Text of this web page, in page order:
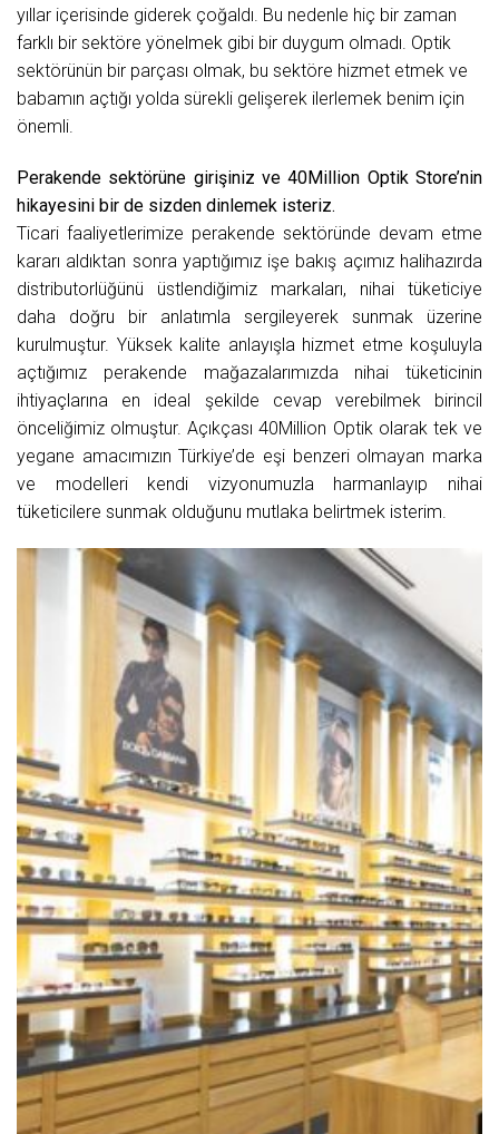
yıllar içerisinde giderek çoğaldı. Bu nedenle hiç bir zaman
farklı bir sektöre yönelmek gibi bir duygum olmadı. Optik
sektörünün bir parçası olmak, bu sektöre hizmet etmek ve
babamın açtığı yolda sürekli gelişerek ilerlemek benim için
önemli.
Perakende sektörüne girişiniz ve 40Million Optik Store’nin
hikayesini bir de sizden dinlemek isteriz.
Ticari faaliyetlerimize perakende sektöründe devam etme
kararı aldıktan sonra yaptığımız işe bakış açımız halihazırda
distributorlüğünü üstlendiğimiz markaları, nihai tüketiciye
daha doğru bir anlatımla sergileyerek sunmak üzerine
kurulmuştur. Yüksek kalite anlayışla hizmet etme koşuluyla
açtığımız perakende mağazalarımızda nihai tüketicinin
ihtiyaçlarına en ideal şekilde cevap verebilmek birincil
önceliğimiz olmuştur. Açıkçası 40Million Optik olarak tek ve
yegane amacımızın Türkiye’de eşi benzeri olmayan marka
ve modelleri kendi vizyonumuzla harmanlayıp nihai
tüketicilere sunmak olduğunu mutlaka belirtmek isterim.